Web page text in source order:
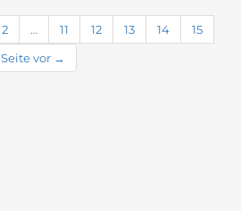
2 … 11 12 13 14
15
Seite vor →